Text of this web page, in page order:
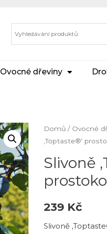
Ovocné dřeviny
Domů / Ovocné
‚Toptaste®‘
Slivoně
239 Kč
Slivoně